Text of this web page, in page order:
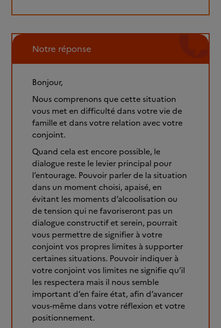
Notre réponse
Bonjour,
Nous comprenons que cette situation
vous met en difficulté dans votre vie de
famille et dans votre relation avec votre
conjoint.
Quand cela est encore possible, le
dialogue reste le levier principal pour
l’entourage. Pouvoir parler de la situation
dans un moment choisi, apaisé, en
évitant les moments d’alcoolisation ou
de tension qui ne favoriseront pas un
dialogue constructif et serein, pourrait
vous permettre de signifier à votre
conjoint vos propres limites à supporter
certaines situations. Pouvoir indiquer à
votre conjoint vos limites ne signifie qu’il
les respectera mais il nous semble
important d’en faire état, afin d’avancer
vous-même dans votre réflexion et votre
positionnement.